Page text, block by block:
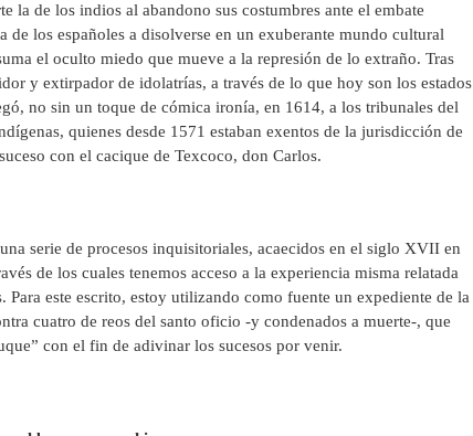
la de los indios al abandono sus costumbres ante el embate
los españoles a disolverse en un exuberante mundo cultural
el oculto miedo que mueve a la represión de lo extraño. Tras
y extirpador de idolatrías, a través de lo que hoy son los estados
no sin un toque de cómica ironía, en 1614, a los tribunales del
quienes desde 1571 estaban exentos de la jurisdicción de
con el cacique de Texcoco, don Carlos.
serie de procesos inquisitoriales, acaecidos en el siglo XVII en
de los cuales tenemos acceso a la experiencia misma relatada
Para este escrito, estoy utilizando como fuente un expediente de la
cuatro de reos del santo oficio -y condenados a muerte-, que
con el fin de adivinar los sucesos por venir.